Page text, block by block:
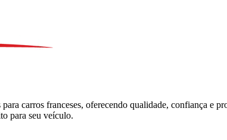
carros franceses, oferecendo qualidade, confiança e
para seu veículo.